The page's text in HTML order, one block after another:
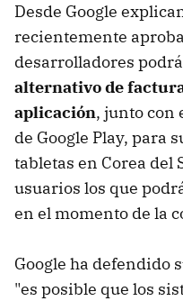
Desde Google
recientemente
desarrolladores
alternativo de
aplicación, junto con
de Google Play, para
tabletas en Corea del
usuarios los que
en el momento de la
Google ha defendido
"es posible que los